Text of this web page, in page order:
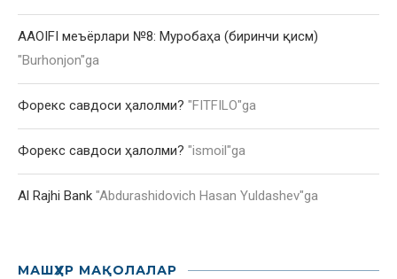
AAOIFI меъёрлари №8: Муробаҳа (биринчи қисм)
"Burhonjon"ga
Форекс савдоси ҳалолми? "FITFILO"ga
Форекс савдоси ҳалолми? "ismoil"ga
Al Rajhi Bank "Abdurashidovich Hasan Yuldashev"ga
МАШҲУР МАҚОЛАЛАР